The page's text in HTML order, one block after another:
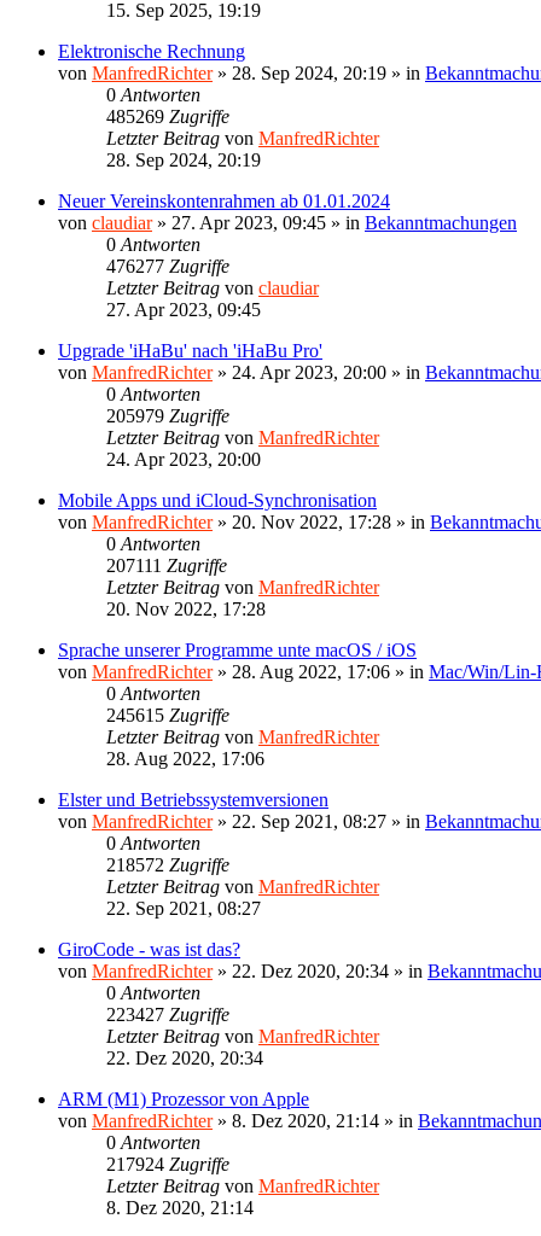
15. Sep 2025, 19:19
Elektronische Rechnung
von ManfredRichter» 28. Sep 2024, 20:19 » in
0 Antworten
485269 Zugriffe
Letzter Beitrag von ManfredRichter
28. Sep 2024, 20:19
Neuer Vereinskontenrahmen ab 01.01.2024
von claudiar» 27. Apr 2023, 09:45 » in Bekanntmachungen
0 Antworten
476277 Zugriffe
Letzter Beitrag von claudiar
27. Apr 2023, 09:45
Upgrade 'iHaBu' nach 'iHaBu Pro'
von ManfredRichter» 24. Apr 2023, 20:00 » in
0 Antworten
205979 Zugriffe
Letzter Beitrag von ManfredRichter
24. Apr 2023, 20:00
Mobile Apps und iCloud-Synchronisation
von ManfredRichter» 20. Nov 2022, 17:28 » in
0 Antworten
207111 Zugriffe
Letzter Beitrag von ManfredRichter
20. Nov 2022, 17:28
Sprache unserer Programme unte macOS / iOS
von ManfredRichter» 28. Aug 2022, 17:06 » in Mac/Win/Lin-
0 Antworten
245615 Zugriffe
Letzter Beitrag von ManfredRichter
28. Aug 2022, 17:06
Elster und Betriebssystemversionen
von ManfredRichter» 22. Sep 2021, 08:27 » in
0 Antworten
218572 Zugriffe
Letzter Beitrag von ManfredRichter
22. Sep 2021, 08:27
GiroCode - was ist das?
von ManfredRichter» 22. Dez 2020, 20:34 » in
0 Antworten
223427 Zugriffe
Letzter Beitrag von ManfredRichter
22. Dez 2020, 20:34
ARM (M1) Prozessor von Apple
von ManfredRichter» 8. Dez 2020, 21:14 » in
0 Antworten
217924 Zugriffe
Letzter Beitrag von ManfredRichter
8. Dez 2020, 21:14